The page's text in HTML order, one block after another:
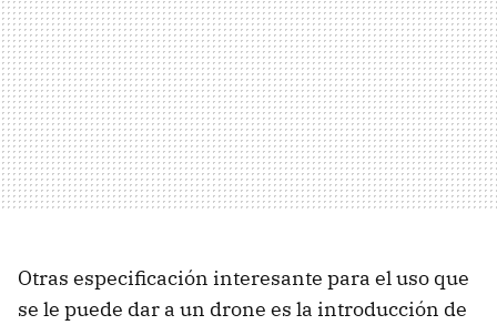
Otras especificación interesante para el uso que
se le puede dar a un drone es la introducción de